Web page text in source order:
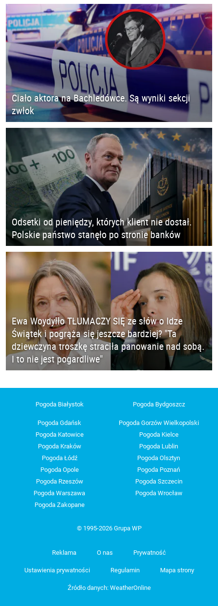
Ciało aktora na Bachledówce. Są wyniki sekcji
zwłok
Odsetki od pieniędzy, których klient nie dostał.
Polskie państwo stanęło po stronie banków
Ewa Woydyłło TŁUMACZY SIĘ ze słów o Idze
Świątek i pogrąża się jeszcze bardziej? "Ta
dziewczyna troszkę straciła panowanie nad sobą.
I to nie jest pogardliwe"
Pogoda Białystok Pogoda Bydgoszcz
Pogoda Gdańsk
Pogoda Gorzów Wielkopolski
Pogoda Katowice
Pogoda Kielce
Pogoda Kraków
Pogoda Lublin
Pogoda Łódź
Pogoda Olsztyn
Pogoda Opole
Pogoda Poznań
Pogoda Rzeszów
Pogoda Szczecin
Pogoda Warszawa
Pogoda Wrocław
Pogoda Zakopane
© 1995-2026 Grupa WP
Reklama O nas Prywatność
Ustawienia prywatności Regulamin Mapa strony
Źródło danych: WeatherOnline